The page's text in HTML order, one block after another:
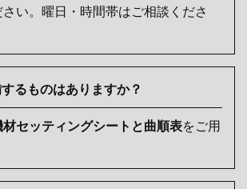
い。曜日・時間帯はご相談くださ
るものはありますか？
材セッティングシートと曲順表をご用